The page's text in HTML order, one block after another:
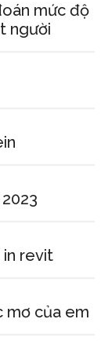
mức độ
người
in revit
mơ của em